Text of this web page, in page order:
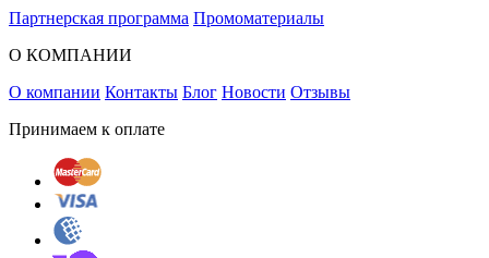
Партнерская программа Промоматериалы
О КОМПАНИИ
О компании Контакты Блог Новости Отзывы
Принимаем к оплате